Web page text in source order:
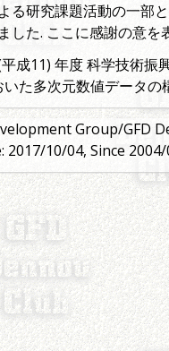
る研究課題活動の一部
した. ここに感謝の意を
成11) 年度 科学技術振
いた多次元数値データの
Group/GFD
2017/10/04, Since